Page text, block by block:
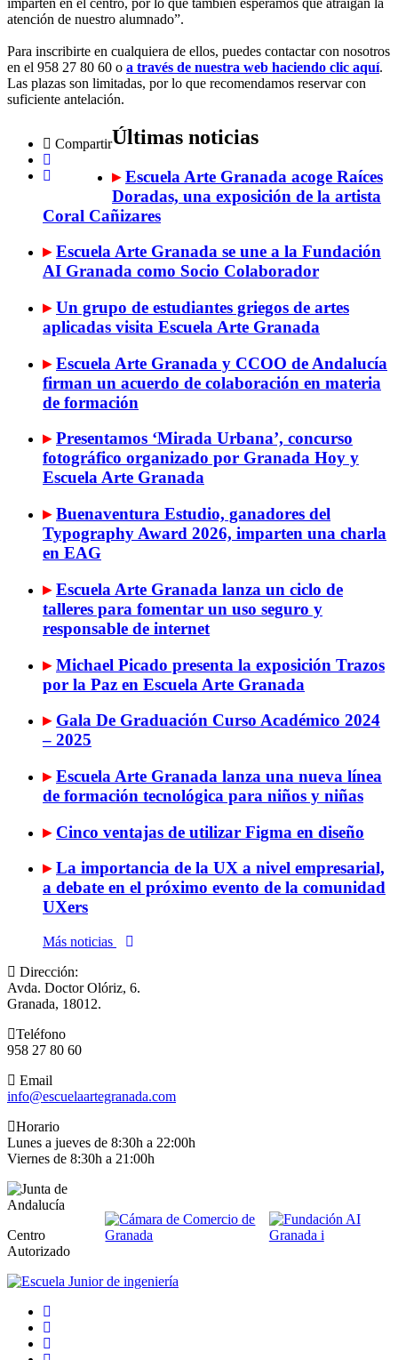
atención de nuestro alumnado”.
Para inscribirte en cualquiera de ellos, puedes contactar con nosotros
en el 958 27 80 60 o a través de nuestra web haciendo clic aquí.
Las plazas son limitadas, por lo que recomendamos reservar con
suficiente antelación.
CompartirÚltimas noticias
▸Escuela Arte Granada acoge Raíces
Doradas, una exposición de la artista
Coral Cañizares
▸Escuela Arte Granada se une a la Fundación
AI Granada como Socio Colaborador
▸Un grupo de estudiantes griegos de artes
aplicadas visita Escuela Arte Granada
▸Escuela Arte Granada y CCOO de Andalucía
firman un acuerdo de colaboración en materia
de formación
▸Presentamos ‘Mirada Urbana’, concurso
fotográfico organizado por Granada Hoy y
Escuela Arte Granada
▸Buenaventura Estudio, ganadores del
Typography Award 2026, imparten una charla
en EAG
▸Escuela Arte Granada lanza un ciclo de
talleres para fomentar un uso seguro y
responsable de internet
▸Michael Picado presenta la exposición Trazos
por la Paz en Escuela Arte Granada
▸ Gala De Graduación Curso Académico 2024
– 2025
▸Escuela Arte Granada lanza una nueva línea
de formación tecnológica para niños y niñas
▸ Cinco ventajas de utilizar Figma en diseño
▸La importancia de la UX a nivel empresarial,
a debate en el próximo evento de la comunidad
UXers
Más noticias
Dirección:
Avda. Doctor Olóriz, 6.
Granada, 18012.
Teléfono
958 27 80 60
Email
info@escuelaartegranada.com
Horario
Lunes a jueves de 8:30h a 22:00h
Viernes de 8:30h a 21:00h
Centro
Autorizado